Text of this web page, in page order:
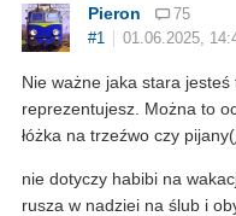
Pieron
75
#1
01.06.2025,
Nie ważne jaka stara
reprezentujesz. Można to
łóżka na trzeźwo czy pijany(
nie dotyczy habibi na
rusza w nadziei na ślub i